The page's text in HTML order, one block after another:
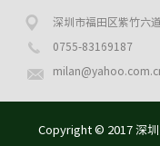
深圳市福田区紫竹六
0755-83169187
Copyright © 2017 深圳